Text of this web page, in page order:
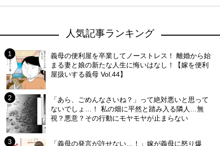
人気記事ランキング
義母の便利屋を卒業してノーストレス！ 離婚から始
まる妻と娘の新たな人生に悔いはなし！【嫁を便利
屋扱いする義母 Vol.44】
「あら、ごめんなさいね？」って絶対悪いと思って
ないでしょ…！ 私の畑に平然と踏み入る隣人…無
視？悪意？その行動にモヤモヤが止まらない
「義母の発言が許せない…！」嫁が義母に怒り爆